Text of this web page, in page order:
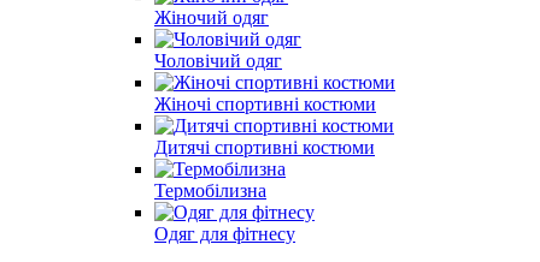
Жіночий одяг
Чоловічий одяг
Жіночі спортивні костюми
Дитячі спортивні костюми
Термобілизна
Одяг для фітнесу